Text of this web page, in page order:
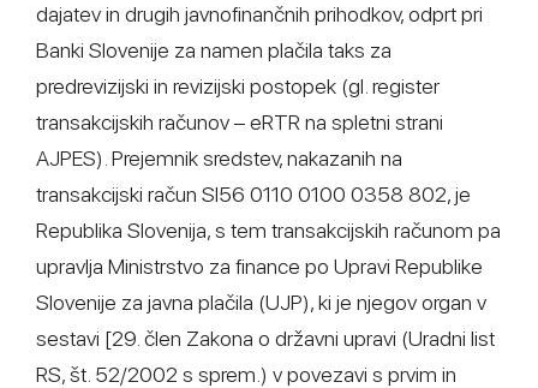
dajatev in drugih javnofinančnih prihodkov, odprt pri
Banki Slovenije za namen plačila taks za
predrevizijski in revizijski postopek (gl. register
transakcijskih računov – eRTR na spletni strani
AJPES). Prejemnik sredstev, nakazanih na
transakcijski račun SI56 0110 0100 0358 802, je
Republika Slovenija, s tem transakcijskih računom pa
upravlja Ministrstvo za finance po Upravi Republike
Slovenije za javna plačila (UJP), ki je njegov organ v
sestavi [29. člen Zakona o državni upravi (Uradni list
RS, št. 52/2002 s sprem.) v povezavi s prvim in